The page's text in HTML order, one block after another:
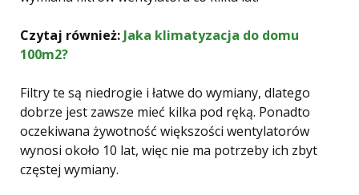
Czytaj również: Jaka klimatyzacja do domu
100m2?
Filtry te są niedrogie i łatwe do wymiany, dlatego
dobrze jest zawsze mieć kilka pod ręką. Ponadto
oczekiwana żywotność większości wentylatorów
wynosi około 10 lat, więc nie ma potrzeby ich zbyt
częstej wymiany.